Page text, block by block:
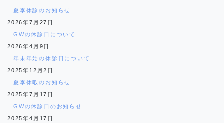
夏季休診のお知らせ
2026年7月27日
GWの休診日について
2026年4月9日
年末年始の休診日について
2025年12月2日
夏季休暇のお知らせ
2025年7月17日
GWの休診日のお知らせ
2025年4月17日